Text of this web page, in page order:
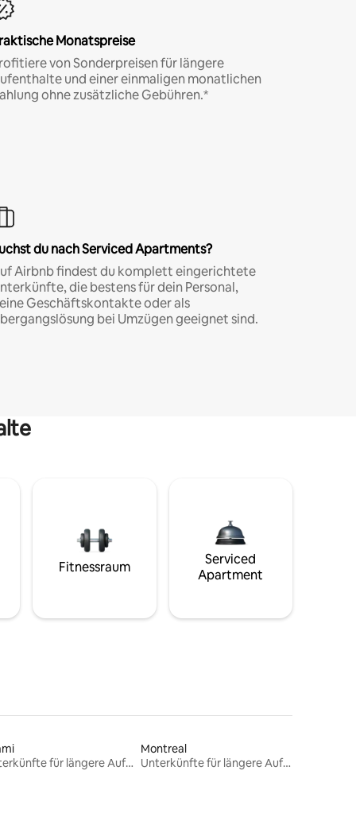
Monatspreise
von Sonderpreisen für längere
und einer einmaligen monatlichen
ohne zusätzliche Gebühren.*
du nach Serviced Apartments?
Airbnb findest du komplett eingerichtete
die bestens für dein Personal,
Geschäftskontakte oder als
bei Umzügen geeignet sind.
Fitnessraum
Serviced
Apartment
Unterkünfte für längere Aufenthalte
Montreal
Unterkünfte für längere Aufenthalte